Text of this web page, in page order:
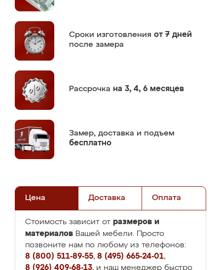
Сроки изготовления от 7 дней
после замера
Рассрочка на 3, 4, 6 месяцев
Замер, доставка и подъем
бесплатно
Цена Доставка Оплата
Стоимость зависит от размеров и
материалов Вашей мебели. Просто
позвоните нам по любому из телефонов:
8 (800) 511-89-55, 8 (495) 665-24-01,
8 (926) 409-68-13, и наш менеджер быстро